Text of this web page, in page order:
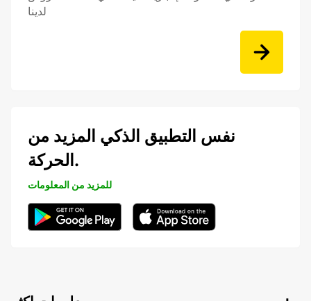
لدينا
نفس التطبيق الذكي المزيد من
الحركة.
للمزيد من المعلومات